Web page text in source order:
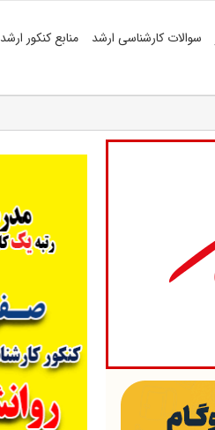
سوالات کارشناسی ارشد منابع کنکور ارشد